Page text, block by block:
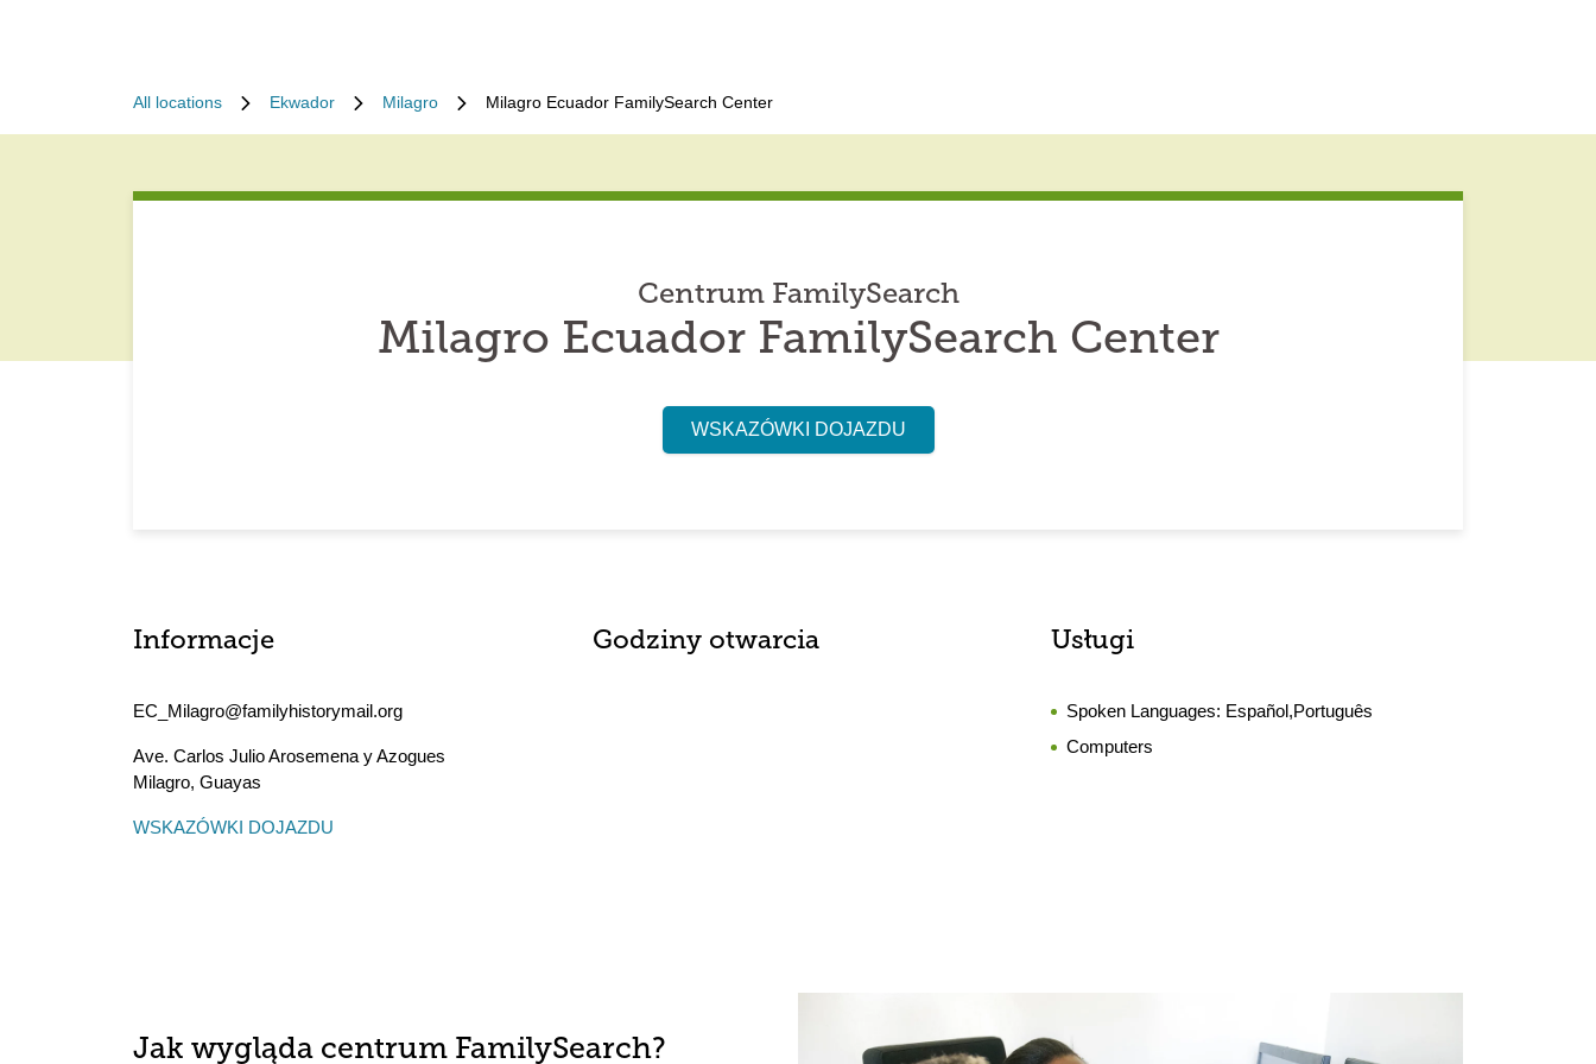
All locations Ekwador Milagro Milagro Ecuador FamilySearch Center
Centrum FamilySearch
Milagro Ecuador FamilySearch Center
WSKAZÓWKI DOJAZDU
Informacje
EC_Milagro@familyhistorymail.org
Ave. Carlos Julio Arosemena y Azogues
Milagro, Guayas
WSKAZÓWKI DOJAZDU
Godziny otwarcia Usługi
Spoken Languages: Español,Português
Computers
Jak wygląda centrum FamilySearch?